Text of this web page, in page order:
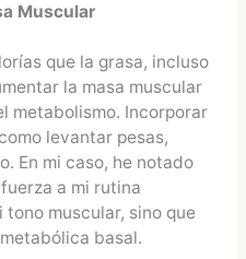
Muscular
que la grasa, incluso
la masa muscular
metabolismo. Incorporar
levantar pesas,
En mi caso, he notado
a mi rutina
tono muscular, sino que
basal.